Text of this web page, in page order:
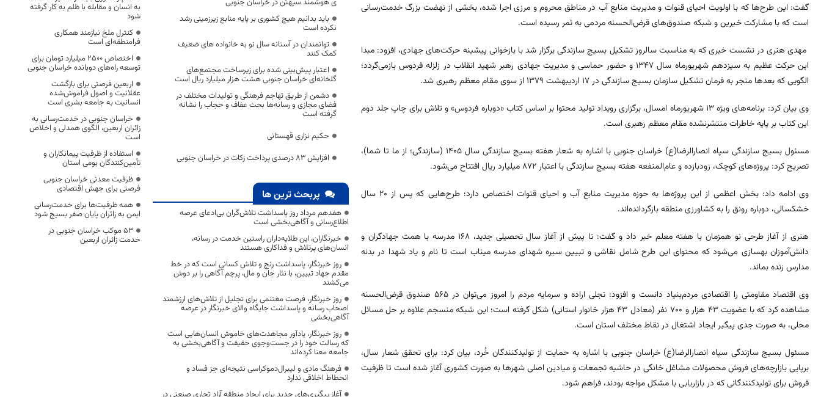
گفت: این طرح‌ها که با اولویت احیای قنوات و مدیریت منابع آب در مناطق محروم و مرزی اجرا شده، بخشی از نهضت بزرگ خدمت‌رسانی
است که با مشارکت خیرین و شبکه صندوق‌های قرض‌الحسنه مردمی به ثمر رسیده است.
مهدی هنری در نشست خبری که به مناسبت سالروز تشکیل بسیج سازندگی برگزار شد با بازخوانی پیشینه حرکت‌های جهادی، افزود: مبدا
این حرکت عظیم به سیزدهم شهریورماه سال ۱۳۴۷ و حضور حماسی و مدیریت جهادی رهبر شهید انقلاب در زلزله فردوس بازمی‌گردد؛
الگویی که بعدها منجر به فرمان تشکیل سازمان بسیج سازندگی در ۱۷ اردیبهشت ۱۳۷۹ از سوی مقام معظم رهبری شد.
وی بیان کرد: برنامه‌های ویژه ۱۳ شهریورماه امسال، برگزاری رویداد تولید محتوا بر اساس کتاب «دوباره فردوس» و تلاش برای چاپ جلد دوم
این کتاب بر پایه خاطرات منتشرنشده مقام معظم رهبری است.
مسئول بسیج سازندگی سپاه انصارالرضا(ع) خراسان جنوبی با اشاره به شعار هفته بسیج سازندگی سال ۱۴۰۵ (سازندگی؛ از ما تا شما)،
تصریح کرد: پروژه‌های کوچک، زودبازده و عام‌المنفعه هفته بسیج سازندگی با اعتبار ۸۷۲ میلیارد ریال افتتاح می‌شود.
وی ادامه داد: بخش اعظمی از این پروژه‌ها به حوزه مدیریت منابع آب و احیای قنوات اختصاص دارد؛ طرح‌هایی که پس از ۲۰ سال
خشکسالی، دوباره رونق را به کشاورزی منطقه بازگردانده‌اند.
هنری از آغاز طرحی نو همزمان با هفته معلم خبر داد و گفت: تا پیش از آغاز سال تحصیلی جدید، ۱۶۸ مدرسه با همت جهادگران و
دانش‌آموزان بهسازی می‌شود که محتوای این طرح شامل نقاشی و تبیین سیره شهدای مدرسه میناب است تا نام و یاد شهدا در بدنه
مدارس زنده بماند.
وی اقتصاد مقاومتی را اقتصادی مردم‌بنیاد دانست و افزود: تجلی اراده و سرمایه مردم را امروز می‌توان در ۵۶۵ صندوق قرض‌الحسنه
مشاهده کرد که با عضویت ۴۳ هزار و ۷۰۰ نفر (معادل ۴۳ هزار خانوار استانی) شکل گرفته است؛ این شبکه منسجم علاوه بر حل مسائل
محلی، به صورت جدی پیگیر ایجاد اشتغال در نقاط مختلف استان است.
مسئول بسیج سازندگی سپاه انصارالرضا(ع) خراسان جنوبی با اشاره به حمایت از تولیدکنندگان خُرد، بیان کرد: برای تحقق شعار سال،
برپایی بازارچه‌های فروش محصولات مشاغل خانگی در حاشیه تجمعات و میادین اصلی شهرها به صورت کشوری آغاز شده است تا ظرفیت
فروش برای تولیدکنندگانی که در بازاریابی با مشکل مواجه بودند، فراهم شود.
ی هوشمند سپهتن در خراسان جنوبی
باید بدانیم هیچ کشوری بر پایه منابع زیرزمینی رشد
نکرده است
توانمندان در آستانه سال نو به خانواده های ضعیف
کمک کنند
اعتبار پیش‌بینی شده برای زیرساخت مجتمع‌های
گلخانه‌‍‌ای خراسان جنوبی هشت هزار میلیارد ریال است
دشمن از طریق تهاجم‌ فرهنگی و تولیدات مختلف در
فضای مجازی و رسانه‌ها بحث عفاف و حجاب را نشانه
گرفته است
حکیم نزاری قهستانی
افزایش 83 درصدی پرداخت زکات در خراسان جنوبی
پربحث ترین ها
هفدهم مرداد روز پاسداشت تلاش‌گران بی‌ادعای عرصه
اطلاع‌رسانی و آگاهی‌بخشی است
خبرنگاران، این طلایه‌داران راستین خدمت در رسانه،
انسان‌های پرتلاش و فداکاری هستند
روز خبرنگار، پاسداشت رنج و تلاش کسانی است که در خط
مقدم جهاد تبیین، با نثار جان و مال، پرچم آگاهی را بر دوش
می‌کشند
روز خبرنگار، فرصت مغتنمی برای تجلیل از تلاش‌های ارزشمند
اصحاب رسانه و پاسداشت جایگاه والای خبرنگار در عرصه
آگاهی‌بخشی
روز خبرنگار، یادآور مجاهدت‌های خاموش انسان‌هایی است
که رسالت خود را در جست‌وجوی حقیقت و آگاهی‌بخشی به
جامعه معنا کرده‌اند
فرهنگ مادی و لیبرال‌دموکراسی نتیجه‌ای جز فساد و
انحطاط اخلاقی ندارد
آغاز پیگیری‌های جدید برای ایجاد منطقه آزاد تجاری صنعتی در
به انسان و مقابله با ظلم به کار گرفته
شود
کنترل ملخ نیازمند همکاری
فرامنطقه‌ای است
اختصاص 2500 میلیارد تومان برای
توسعه راه‌های دوبانده خراسان جنوبی
اربعین فرصتی برای بازگشت
عقلانیت و اصول فراموش‌شده
انسانیت به جامعه بشری است
خراسان جنوبی در خدمت‌رسانی به
زائران اربعین، الگوی همدلی و اخلاص
است
استفاده از ظرفیت پیمانکاران و
تأمین‌کنندگان بومی استان
ظرفیت معدنی خراسان جنوبی
فرصتی برای جهش اقتصادی
همه ظرفیت‌ها برای خدمت‌رسانی
ایمن به زائران پایان صفر بسیج شود
53 موکب خراسان جنوبی در
خدمت زائران اربعین